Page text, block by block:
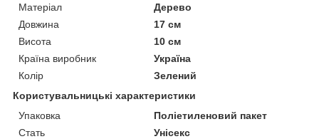
Матеріал
Дерево
Довжина
17 см
Висота
10 см
Країна виробник
Україна
Колір
Зелений
Користувальницькі характеристики
Упаковка
Поліетиленовий пакет
Стать
Унісекс